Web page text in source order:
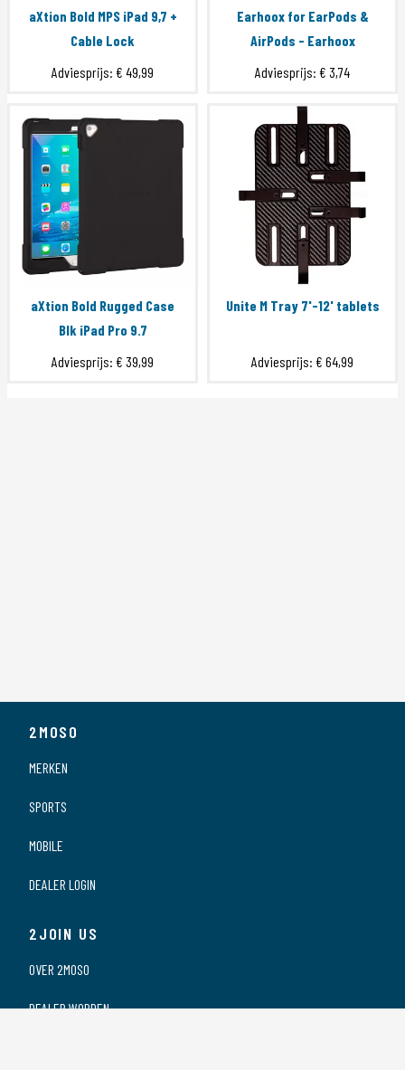
aXtion Bold MPS iPad 9,7 +
Cable Lock
Adviesprijs: € 49,99
Earhoox for EarPods &
AirPods - Earhoox
Adviesprijs: € 3,74
aXtion Bold Rugged Case
Blk iPad Pro 9.7
Adviesprijs: € 39,99
Unite M Tray 7'-12' tablets
Adviesprijs: € 64,99
2MOSO
MERKEN
SPORTS
MOBILE
DEALER LOGIN
2JOIN US
OVER 2MOSO
DEALER WORDEN